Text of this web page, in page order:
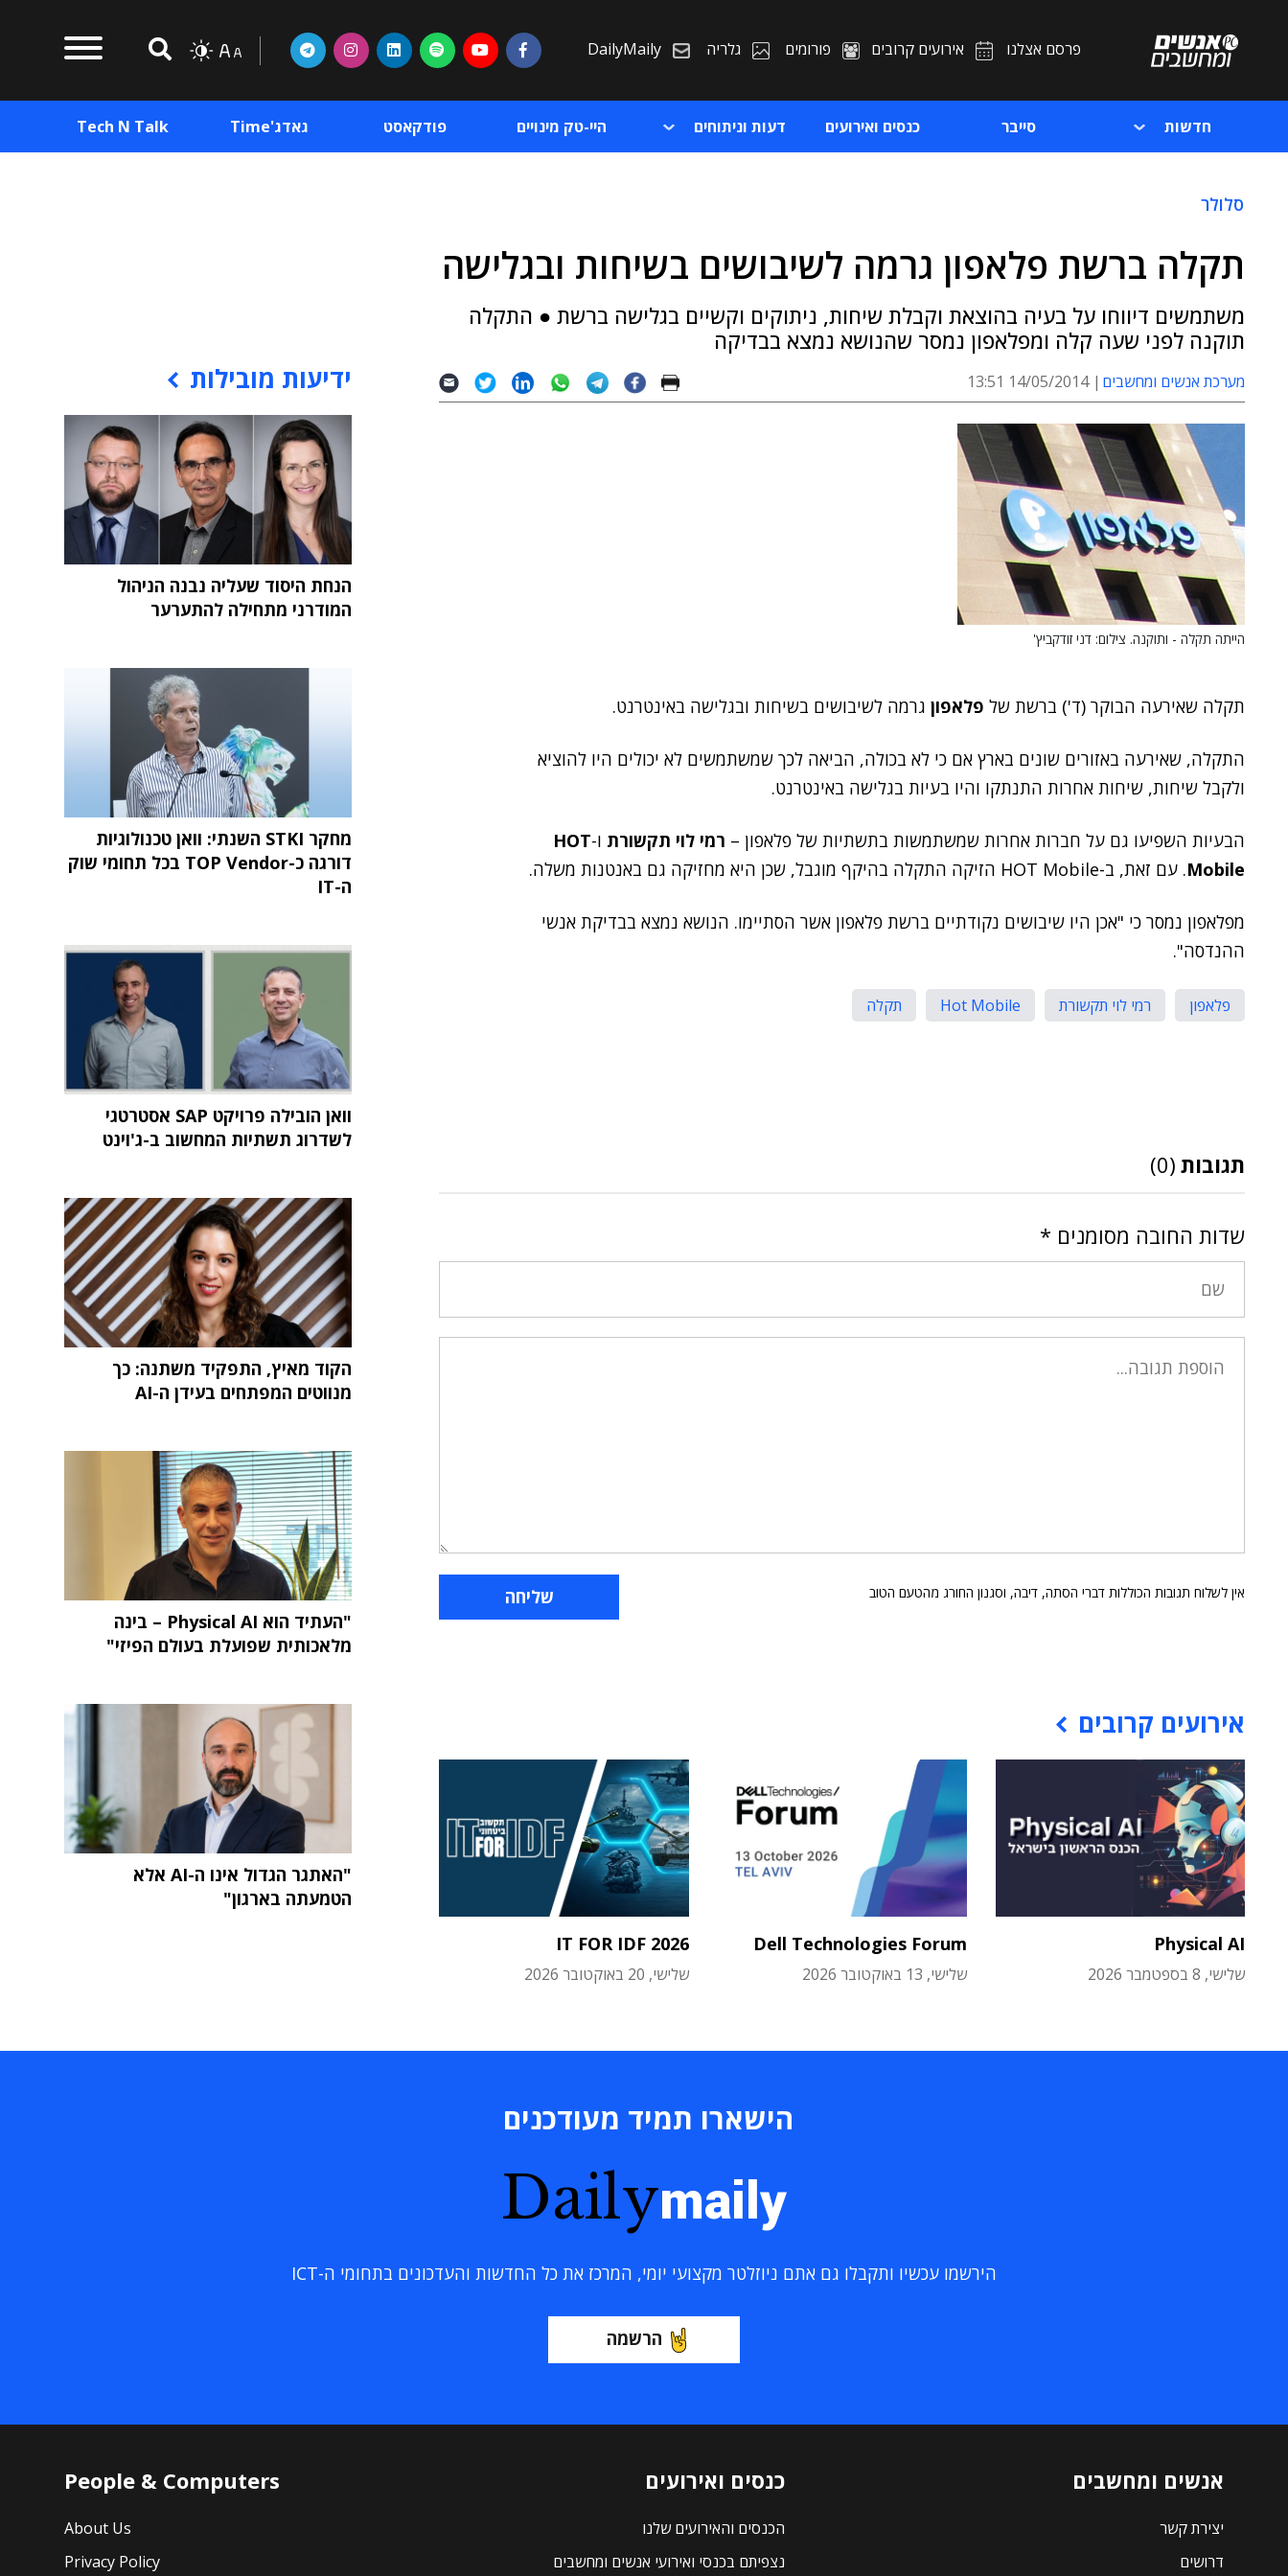
פרסם אצלנו אירועים קרובים פורומים גלריה DailyMaily
חדשות סייבר כנסים ואירועים דעות וניתוחים היי-טק מינויים פודקאסט גאדג'Time Tech N Talk
סלולר
תקלה ברשת פלאפון גרמה לשיבושים בשיחות ובגלישה
משתמשים דיווחו על בעיה בהוצאת וקבלת שיחות, ניתוקים וקשיים בגלישה ברשת ● התקלה
תוקנה לפני שעה קלה ומפלאפון נמסר שהנושא נמצא בבדיקה
מערכת אנשים ומחשבים 14/05/2014 13:51
הייתה תקלה - ותוקנה. צילום: דני זודקביץ'
תקלה שאירעה הבוקר (ד') ברשת של פלאפון גרמה לשיבושים בשיחות ובגלישה באינטרנט.
התקלה, שאירעה באזורים שונים בארץ אם כי לא בכולה, הביאה לכך שמשתמשים לא יכולים היו להוציא
ולקבל שיחות, שיחות אחרות התנתקו והיו בעיות בגלישה באינטרנט.
הבעיות השפיעו גם על חברות אחרות שמשתמשות בתשתיות של פלאפון – רמי לוי תקשורת ו-HOT
Mobile. עם זאת, ב-HOT Mobile הזיקה התקלה בהיקף מוגבל, שכן היא מחזיקה גם באנטנות משלה.
מפלאפון נמסר כי "אכן היו שיבושים נקודתיים ברשת פלאפון אשר הסתיימו. הנושא נמצא בבדיקת אנשי
ההנדסה".
פלאפון רמי לוי תקשורת Hot Mobile תקלה
תגובות (0)
שדות החובה מסומנים *
אין לשלוח תגובות הכוללות דברי הסתה, דיבה, וסגנון החורג מהטעם הטוב
אירועים קרובים
Physical AI
שלישי, 8 בספטמבר 2026
Dell Technologies Forum
שלישי, 13 באוקטובר 2026
IT FOR IDF 2026
שלישי, 20 באוקטובר 2026
ידיעות מובילות
הנחת היסוד שעליה נבנה הניהול
המודרני מתחילה להתערער
מחקר STKI השנתי: וואן טכנולוגיות
דורגה כ-TOP Vendor בכל תחומי שוק
ה-IT
וואן הובילה פרויקט SAP אסטרטגי
לשדרוג תשתיות המחשוב ב-ג'וינט
הקוד מאיץ, התפקיד משתנה: כך
מנווטים המפתחים בעידן ה-AI
"העתיד הוא Physical AI – בינה
מלאכותית שפועלת בעולם הפיזי"
"האתגר הגדול אינו ה-AI אלא
הטמעתה בארגון"
הישארו תמיד מעודכנים
Dailymaily
הירשמו עכשיו ותקבלו גם אתם ניוזלטר מקצועי יומי, המרכז את כל החדשות והעדכונים בתחומי ה-ICT
הרשמה
אנשים ומחשבים
יצירת קשר
דרושים
כנסים ואירועים
הכנסים והאירועים שלנו
נצפיתם בכנסי ואירועי אנשים ומחשבים
People & Computers
About Us
Privacy Policy